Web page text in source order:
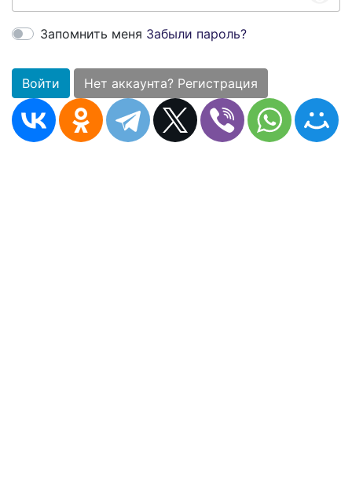
Запомнить меня Забыли пароль?
Войти Нет аккаунта? Регистрация